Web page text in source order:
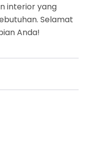
interior yang
Selamat
Anda!